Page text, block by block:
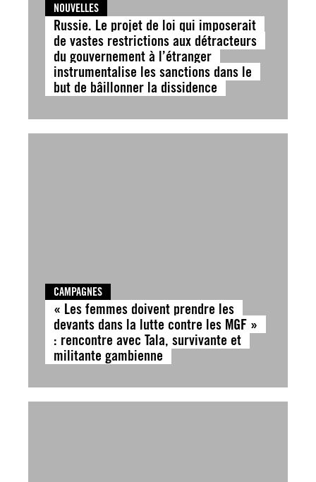
NOUVELLES
Russie. Le projet de loi qui imposerait
de vastes restrictions aux détracteurs
du gouvernement à l’étranger
instrumentalise les sanctions dans le
but de bâillonner la dissidence
CAMPAGNES
« Les femmes doivent prendre les
devants dans la lutte contre les MGF »
: rencontre avec Tala, survivante et
militante gambienne